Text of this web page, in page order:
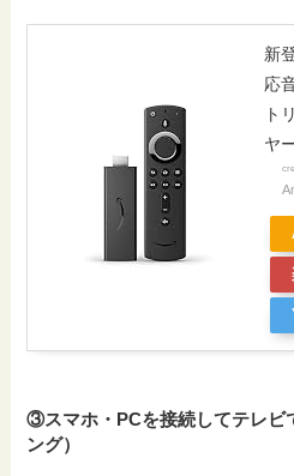
新
応
ト
ヤ
③スマホ・PCを接続してテレビ
ング）